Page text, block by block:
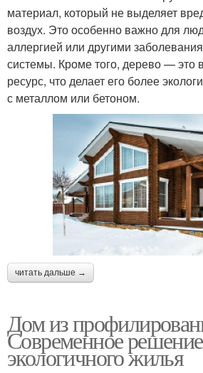
материал, который не выделяет
воздух. Это особенно важно для
аллергией или другими
системы. Кроме того, дерево — это
ресурс, что делает его более
с металлом или бетоном.
читать дальше →
Дом из
Современное
экологичного жилья